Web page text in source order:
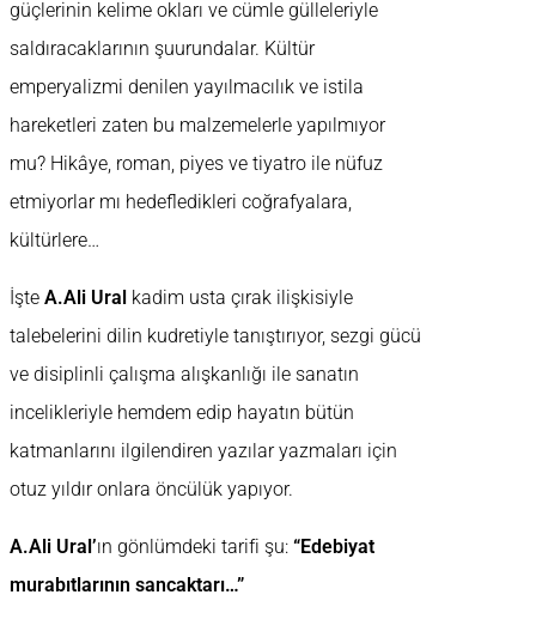
güçlerinin kelime okları ve cümle gülleleriyle
saldıracaklarının şuurundalar. Kültür
emperyalizmi denilen yayılmacılık ve istila
hareketleri zaten bu malzemelerle yapılmıyor
mu? Hikâye, roman, piyes ve tiyatro ile nüfuz
etmiyorlar mı hedefledikleri coğrafyalara,
kültürlere…
İşte A.Ali Ural kadim usta çırak ilişkisiyle
talebelerini dilin kudretiyle tanıştırıyor, sezgi gücü
ve disiplinli çalışma alışkanlığı ile sanatın
incelikleriyle hemdem edip hayatın bütün
katmanlarını ilgilendiren yazılar yazmaları için
otuz yıldır onlara öncülük yapıyor.
A.Ali Ural’ın gönlümdeki tarifi şu: “Edebiyat
murabıtlarının sancaktarı…”